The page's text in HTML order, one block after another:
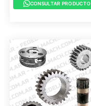
CONSULTAR PRODUCTO